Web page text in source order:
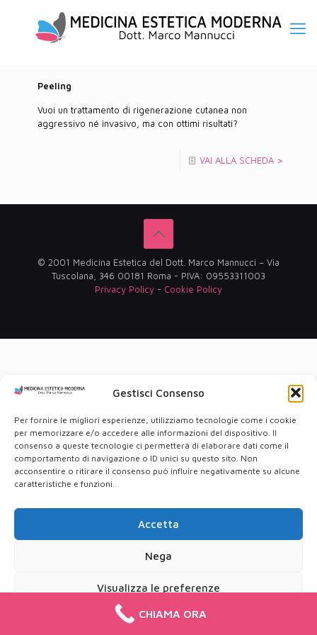
Gestisci Consenso
Per fornire le migliori esperienze, utilizziamo tecnologie come i cookie
per memorizzare e/o accedere alle informazioni del dispositivo. Il
consenso a queste tecnologie ci permetterà di elaborare dati come il
comportamento di navigazione o ID unici su questo sito. Non
acconsentire o ritirare il consenso può influire negativamente su alcune
caratteristiche e funzioni.
Accetta
Nega
Visualizza le preferenze
Cookie PolicyPrivacy Policy
Peeling
Vuoi un trattamento di rigenerazione cutanea non
aggressivo né invasivo, ma con ottimi risultati?
VAI ALLA SCHEDA >
© 2001 Medicina Estetica del Dott. Marco Mannucci – Via
Tuscolana, 346 00181 Roma - PIVA: 09553311003
Privacy Policy - Cookie Policy
CHIAMA ORA